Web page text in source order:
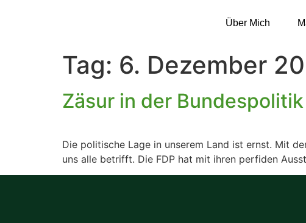
Über Mich
Tag: 6. Dezember
Zäsur in der
Die politische Lage in unserem Land ist ernst. Mit
uns alle betrifft. Die FDP hat mit ihren perfiden